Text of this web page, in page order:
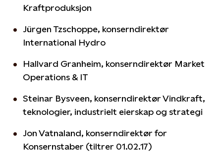
Kraftproduksjon
Jürgen Tzschoppe, konserndirektør
International Hydro
Hallvard Granheim, konserndirektør Market
Operations & IT
Steinar Bysveen, konserndirektør Vindkraft,
teknologier, industrielt eierskap og strategi
Jon Vatnaland, konserndirektør for
Konsernstaber (tiltrer 01.02.17)